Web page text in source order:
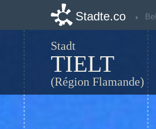
Stadte.co
Stadt
TIELT
(Région Flamande)
Stadte.co